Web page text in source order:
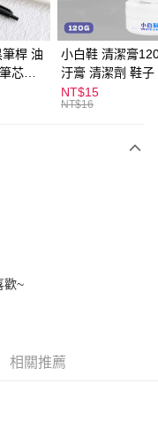
桿 油
芯
小白鞋 清潔膏
汙膏 清潔劑 鞋子
漬 白皮鞋 鞋油
NT$15
NT$16
歡~
相關推薦